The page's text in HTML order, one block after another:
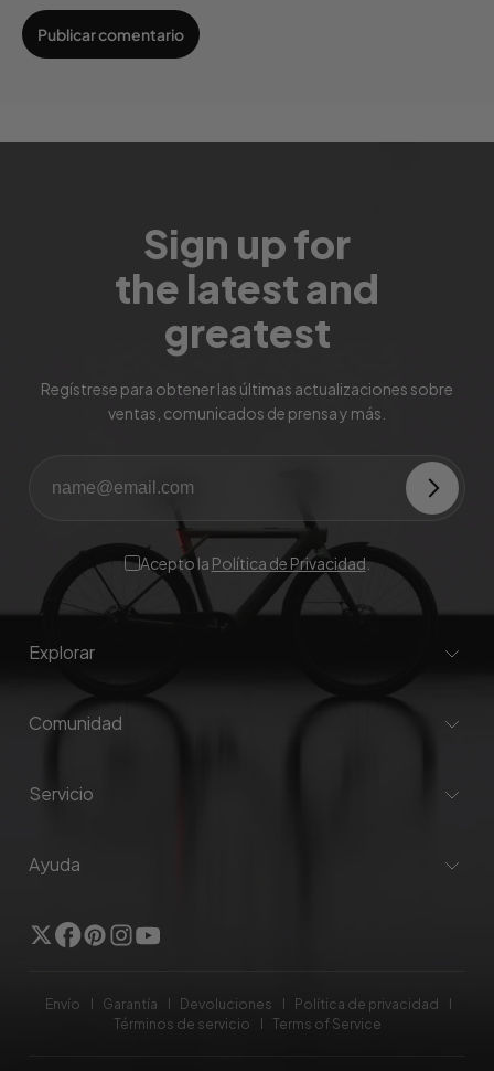
Sign up for
the latest and
greatest
Regístrese para obtener las últimas actualizaciones sobre
ventas, comunicados de prensa y más.
Acepto la Política de Privacidad.
Explorar
Comunidad
Servicio
Ayuda
GorjeoFacebook
Pinterest
Instagram
YouTube
Envío Garantía Devoluciones
Política de privacidad
Términos de servicio
Terms of Service